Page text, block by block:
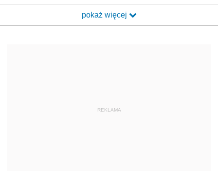
pokaż więcej
REKLAMA